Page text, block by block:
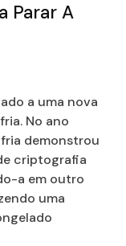
Parar A
a uma nova
No ano
demonstrou
criptografia
a em outro
uma